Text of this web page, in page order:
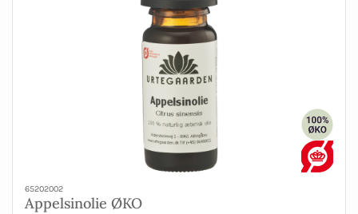
65202002
Appelsinolie ØKO